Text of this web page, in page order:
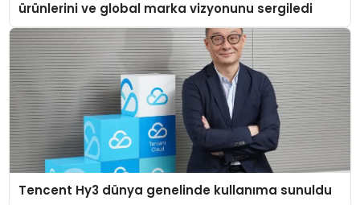
ürünlerini ve global marka vizyonunu sergiledi
Tencent Hy3 dünya genelinde kullanıma sunuldu